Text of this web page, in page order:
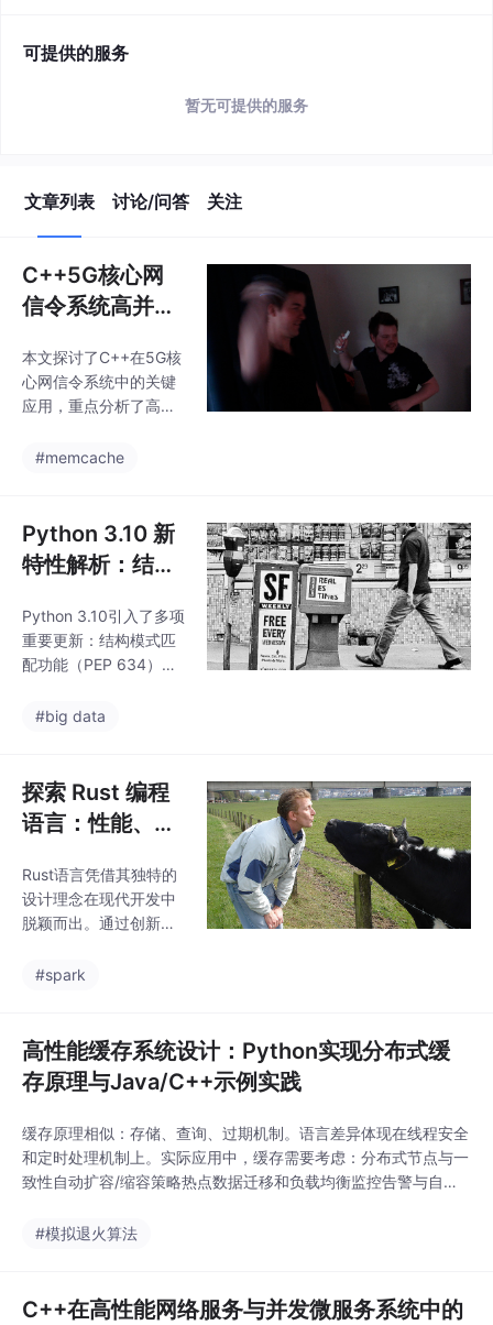
可提供的服务
暂无可提供的服务
文章列表 讨论/问答 关注
C++5G核心网
信令系统高并发
践
本文探讨了C++在5G核
心网信令系统中的关键
应用，重点分析了高并
多协议兼容等测试难
试、压力测试)和性能优
化方案(多线程、内存
池、异步I/O)，并设计
等容错机制。通过自动
化测试流程，系统实现
了延迟降低35%、处理
化，验证了C++在5G信
和URLLC业务奠定了坚
#memcache
Python 3.10 新
特性解析：结构
提升
Python 3.10引入了多项
重要更新：结构模式匹
配功能（PEP 634）提
的语法，支持复杂数据
内存管理；新增了更严
格的类型检查（PEP 56
3）和parenthesized上
使代码更简洁高效，同
时优化了执行速度和内
存占用。迁移时需检查
语句。Python 3.10通过
#big data
探索 Rust 编程
语言：性能、安
完美平衡
Rust语言凭借其独特的
设计理念在现代开发中
脱颖而出。通过创新的
st在编译期就能确保内
该语言采用"零成本抽
象"原则，使高级特性不
产生运行时开销，性能
面，Rust通过编译检查
消除数据竞争，提供线
程和异步编程支持。其
态系统（Cargo、Crate
#spark
高性能缓存系统设计：Python实现分布式缓
存原理与Java/C++示例实践
缓存原理相似：存储、查询、过期机制。语言差异体现在线程安全
和定时处理机制上。实际应用中，缓存需要考虑：分布式节点与一
致性自动扩容/缩容策略热点数据迁移和负载均衡监控告警与自愈
模块形成一个完整的缓存系统，实现高并发业务支撑。
#模拟退火算法
C++在高性能网络服务与并发微服务系统中的